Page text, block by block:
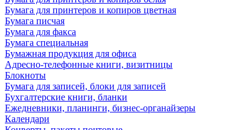
Бумага для принтеров и копиров цветная
Бумага писчая
Бумага для факса
Бумага специальная
Бумажная продукция для офиса
Адресно-телефонные книги, визитницы
Блокноты
Бумага для записей, блоки для записей
Бухгалтерские книги, бланки
Ежедневники, планинги, бизнес-органайзеры
Календари